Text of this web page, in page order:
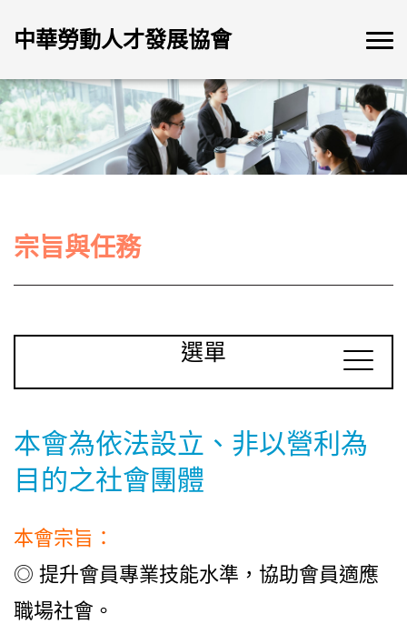
中華勞動人才發展協會
宗旨與任務
選單
本會為依法設立、非以營利為
目的之社會團體
本會宗旨：
◎ 提升會員專業技能水準，協助會員適應
職場社會。